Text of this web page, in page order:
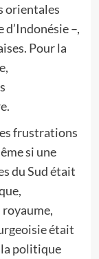
orientales
–,
Pour la
frustrations
si une
du Sud était
était
la politique